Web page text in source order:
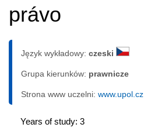
právo
Język wykładowy: czeski
Grupa kierunków: prawnicze
Strona www uczelni: www.upol.cz
Years of study: 3